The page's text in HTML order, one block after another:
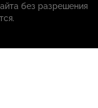
без разрешения